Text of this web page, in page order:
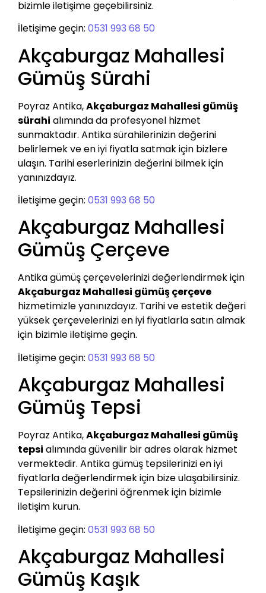
bizimle iletişime geçebilirsiniz.
İletişime geçin: 0531 993 68 50
Akçaburgaz Mahallesi
Gümüş Sürahi
Poyraz Antika,Akçaburgaz Mahallesi gümüş
sürahi alımında da profesyonel hizmet
sunmaktadır. Antika sürahilerinizin değerini
belirlemek ve en iyi fiyatla satmak için bizlere
ulaşın. Tarihi eserlerinizin değerini bilmek için
yanınızdayız.
İletişime geçin: 0531 993 68 50
Akçaburgaz Mahallesi
Gümüş Çerçeve
Antika gümüş çerçevelerinizi değerlendirmek için
Akçaburgaz Mahallesi gümüş çerçeve
hizmetimizle yanınızdayız. Tarihi ve estetik değeri
yüksek çerçevelerinizi en iyi fiyatlarla satın almak
için bizimle iletişime geçin.
İletişime geçin: 0531 993 68 50
Akçaburgaz Mahallesi
Gümüş Tepsi
Poyraz Antika,Akçaburgaz Mahallesi gümüş
tepsi alımında güvenilir bir adres olarak hizmet
vermektedir. Antika gümüş tepsilerinizi en iyi
fiyatlarla değerlendirmek için bize ulaşabilirsiniz.
Tepsilerinizin değerini öğrenmek için bizimle
iletişim kurun.
İletişime geçin: 0531 993 68 50
Akçaburgaz Mahallesi
Gümüş Kaşık